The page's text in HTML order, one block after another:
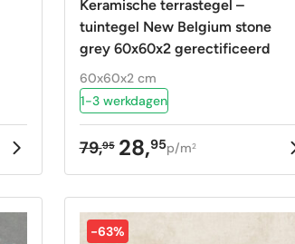
Keramische terrastegel –
tuintegel New Belgium stone
grey 60x60x2 gerectificeerd
60x60x2 cm
1-3 werkdagen
79,95
Oorspronkelijke
prijs
was:
79,95.
28,95
Huidige
prijs
is:
28,95.
p/m2
-63%